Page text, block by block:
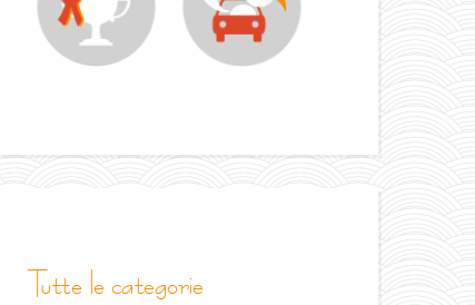
tutte le categorie